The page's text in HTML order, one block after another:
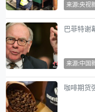
来源:央视
巴菲特谢
来源:中国
咖啡期货